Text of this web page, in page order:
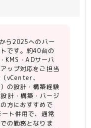
能力（進捗報告、
ーション）
ジョンアップ、
ジョンアップ経験
ネットワークの知
レベル）
ら2025へのバー
です。約40台の
KMS・ADサーバ
ップ対応をご担当
vCenter、
の設計・構築経験
計・構築・バージ
方におすすめで
ト併用で、通常
の勤務となりま